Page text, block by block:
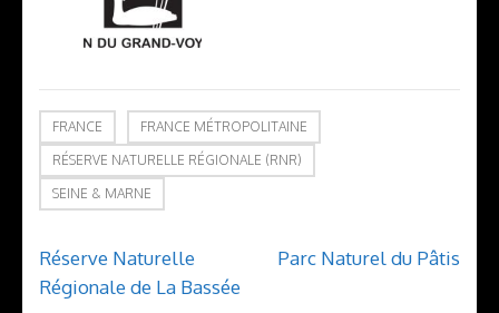
FRANCE
FRANCE MÉTROPOLITAINE
RÉSERVE NATURELLE RÉGIONALE (RNR)
SEINE & MARNE
Navigation
de
Réserve Naturelle
Régionale de La Bassée
Parc Naturel du Pâtis